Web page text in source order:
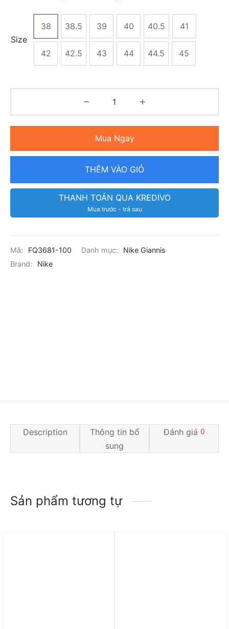
Size
38 38.5 39 40 40.5 41
42 42.5 43 44 44.5 45
Mua Ngay
THÊM VÀO GIỎ
THANH TOÁN QUA KREDIVO
Mua trước - trả sau
Mã: FQ3681-100 Danh mục:
Nike Giannis
Brand:
Nike
Description
Thông tin bổ
sung
Đánh giá 0
Sản phẩm tương tự